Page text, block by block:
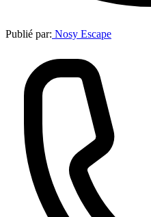
Publié par: Nosy Escape